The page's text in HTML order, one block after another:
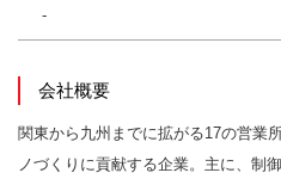
-
会社概要
関東から九州までに拡がる17の営業
ノづくりに貢献する企業。主に、制